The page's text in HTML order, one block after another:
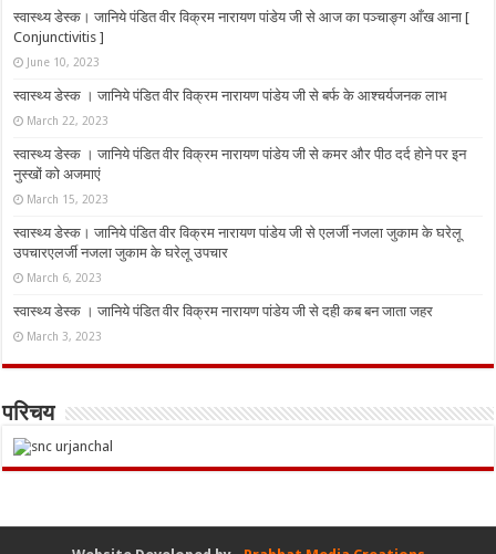
स्वास्थ्य डेस्क। जानिये पंडित वीर विक्रम नारायण पांडेय जी से आज का पञ्चाङ्ग आँख आना [
Conjunctivitis ]
June 10, 2023
स्वास्थ्य डेस्क । जानिये पंडित वीर विक्रम नारायण पांडेय जी से बर्फ के आश्चर्यजनक लाभ
March 22, 2023
स्वास्थ्य डेस्क । जानिये पंडित वीर विक्रम नारायण पांडेय जी से कमर और पीठ दर्द होने पर इन
नुस्‍खों को अजमाएं
March 15, 2023
स्वास्थ्य डेस्क। जानिये पंडित वीर विक्रम नारायण पांडेय जी से एलर्जी नजला जुकाम के घरेलू
उपचारएलर्जी नजला जुकाम के घरेलू उपचार
March 6, 2023
स्वास्थ्य डेस्क । जानिये पंडित वीर विक्रम नारायण पांडेय जी से दही कब बन जाता जहर
March 3, 2023
परिचय